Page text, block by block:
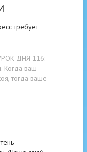
требует
ДНЯ 116:
Когда ваш
тогда ваше